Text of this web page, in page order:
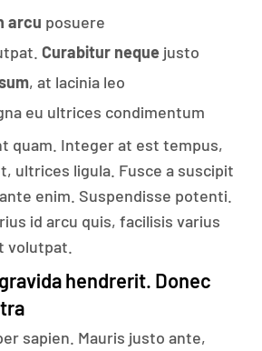
arcu posuere
Curabitur neque justo
, at lacinia leo
eu ultrices condimentum
quam. Integer at est tempus,
ultrices ligula. Fusce a suscipit
enim. Suspendisse potenti.
id arcu quis, facilisis varius
volutpat.
hendrerit. Donec
sapien. Mauris justo ante,